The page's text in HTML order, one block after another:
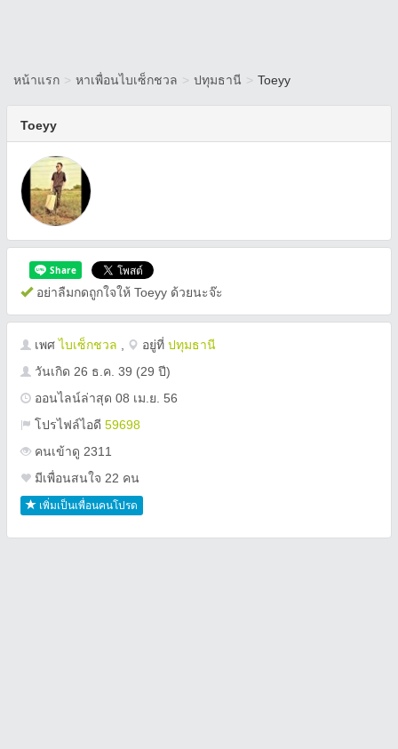
หน้าแรก > หาเพื่อนไบเซ็กชวล > ปทุมธานี > Toeyy
Toeyy
อย่าลืมกดถูกใจให้ Toeyy ด้วยนะจ๊ะ
เพศไบเซ็กชวล อยู่ที่ ปทุมธานี
วันเกิด 26 ธ.ค. 39 (29 ปี)
ออนไลน์ล่าสุด 08 เม.ย. 56
โปรไฟล์ไอดี 59698
คนเข้าดู 2311
มีเพื่อนสนใจ 22 คน
เพิ่มเป็นเพื่อนคนโปรด